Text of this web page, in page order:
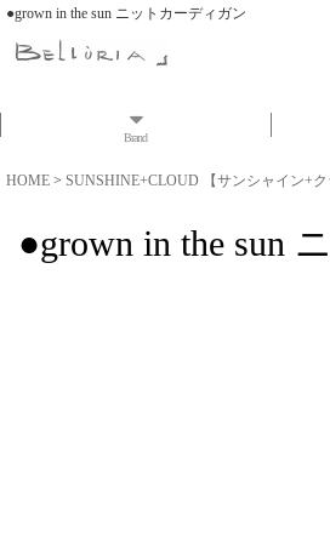
●grown in the sun ニットカーディガン
Brand
HOME > SUNSHINE+CLOUD 【サンシャイン+ク
●grown in the sun